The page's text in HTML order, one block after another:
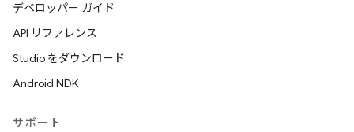
デベロッパー ガイド
API リファレンス
Studio をダウンロード
Android NDK
サポート